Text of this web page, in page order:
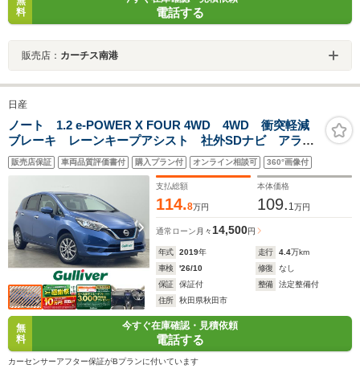
料
電話する
販売店： カーチス南港
日産
ノート 1.2 e-POWER X FOUR 4WD 4WD 衝突軽減
ブレーキ レーンキープアシスト 社外SDナビ アラウ
ンドビューモニター LEDオートライト 純正15インチ
アルミホイール ステアリングスイッチ コーナーセン
サー USB入力端子 ETC
販売店保証 車両品質評価書付 購入プラン付 オンライン相談可 360°画像付
支払総額
114.8万円
本体価格
109. 1 万円
通常ローン 月々 14,500円
年式 2019年 走行 4.4万km
車検
'26/10 修復
なし
保証
保証付 整備
法定整備付
住所
秋田県秋田市
無
料
今すぐ在庫確認・見積依頼
電話する
カーセンサーアフター保証がBプランに付いています